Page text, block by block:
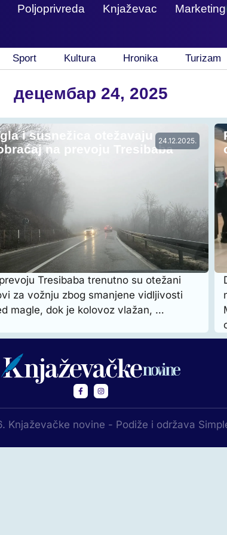
Poljoprivreda Knjaževac Marketing
Sport Kultura Hronika Turizam
децембар 24, 2025
24.12.2025.
i susnežica otežavaju
na prevoju Tresibaba
Tresibaba trenutno su otežani
za vožnju zbog smanjene vidljivosti
magle, dok je kolovoz vlažan, …
Knjaževačke novine - Podiže i održava